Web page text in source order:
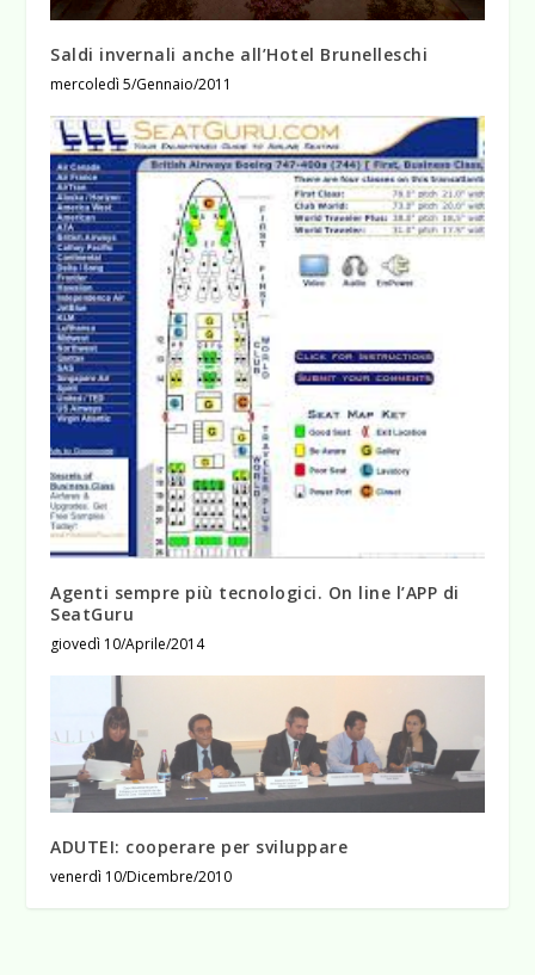
Saldi invernali anche all’Hotel Brunelleschi
mercoledì 5/Gennaio/2011
Agenti sempre più tecnologici. On line l’APP di
SeatGuru
giovedì 10/Aprile/2014
ADUTEI: cooperare per sviluppare
venerdì 10/Dicembre/2010